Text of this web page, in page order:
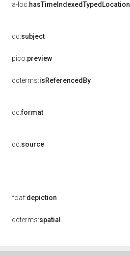
a-loc:hasTimeIndexedTypedLocation
dc:subject
pico:preview
dcterms:isReferencedBy
dc:format
dc:source
foaf:depiction
dcterms:spatial